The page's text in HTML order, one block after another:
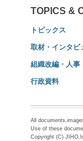
TOPICS &
トピックス
取材・インタビ
組織改編・人事
行政資料
All
Use of these
Copyright (C)